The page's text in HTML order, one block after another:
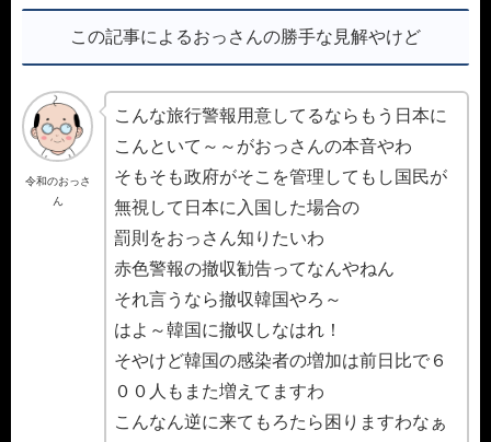
この記事によるおっさんの勝手な見解やけど
令和のおっさ
ん
こんな旅行警報用意してるならもう日本に
こんといて～～がおっさんの本音やわ
そもそも政府がそこを管理してもし国民が
無視して日本に入国した場合の
罰則をおっさん知りたいわ
赤色警報の撤収勧告ってなんやねん
それ言うなら撤収韓国やろ～
はよ～韓国に撤収しなはれ！
そやけど韓国の感染者の増加は前日比で６
００人もまた増えてますわ
こんなん逆に来てもろたら困りますわなぁ